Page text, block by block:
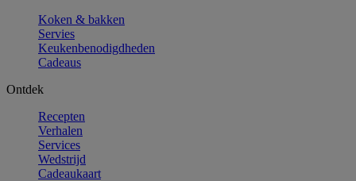
Koken & bakken
Servies
Keukenbenodigdheden
Cadeaus
Ontdek
Recepten
Verhalen
Services
Wedstrijd
Cadeaukaart